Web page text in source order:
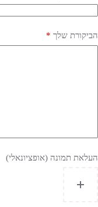
הביקורת שלך *
העלאת תמונה (אופציונאלי)